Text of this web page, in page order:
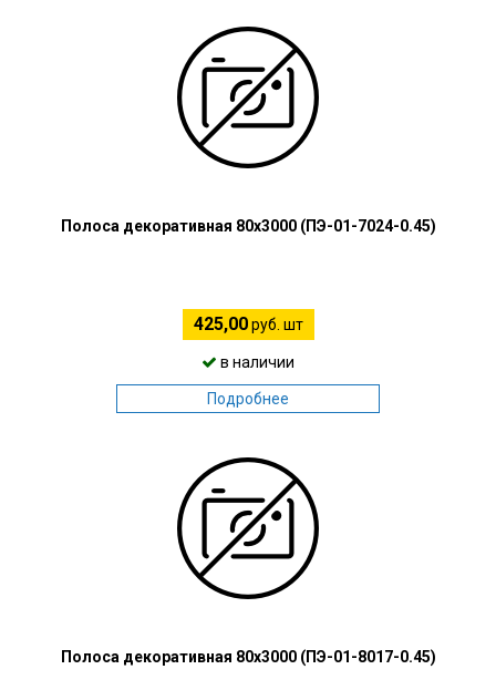
Полоса декоративная 80х3000 (ПЭ-01-7024-0.45)
425,00руб. шт
в наличии
Подробнее
Полоса декоративная 80х3000 (ПЭ-01-8017-0.45)